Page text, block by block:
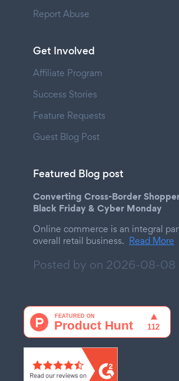
Report Abuse
Get Involved
Affiliate Program
Success Stories
Feature Requests
Guest Blog Post
Featured Blog post
Converting Cross-Border
Black Friday & Cyber Monday
Online commerce is an integral
overall retail business. Read More
Posted by on 2026-08-08